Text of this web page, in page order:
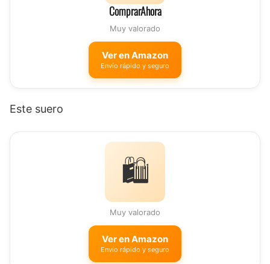
ComprarAhora
Muy valorado
Ver en Amazon
Envío rápido y seguro
Este suero
🛍️
Muy valorado
Ver en Amazon
Envío rápido y seguro